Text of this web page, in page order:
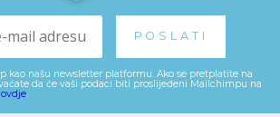
kao našu newsletter platformu. Ako se pretplatite na
da će vaši podaci biti proslijeđeni Mailchimpu na
ovdje.